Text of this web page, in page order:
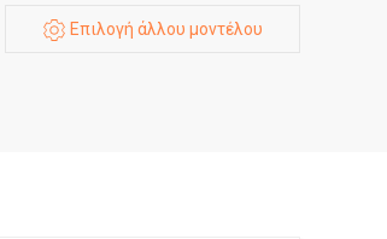
Επιλογή άλλου μοντέλου